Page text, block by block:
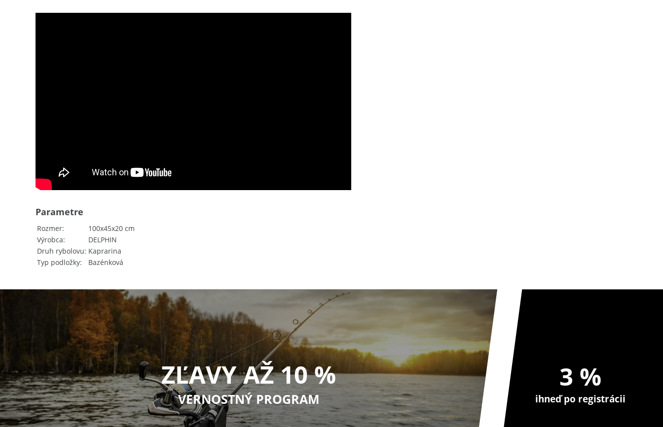
Rozmer
100x45x20 cm
Výrobca
DELPHIN
Druh rybolovu Kaprarina
Typ podložky
Bazénková
Parametre
ZĽAVY AŽ 10 %
VERNOSTNÝ PROGRAM
3 %
ihneď po registrácii